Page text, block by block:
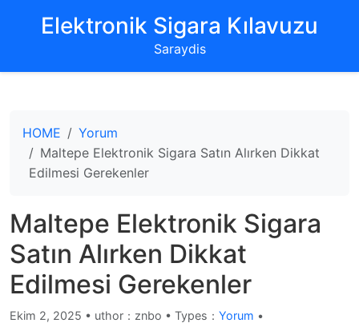
‌Elektronik Sigara Kılavuzu‌
Saraydis
HOME
Yorum
Maltepe Elektronik Sigara Satın Alırken Dikkat
Edilmesi Gerekenler
Maltepe Elektronik Sigara
Satın Alırken Dikkat
Edilmesi Gerekenler
Ekim 2, 2025 • uthor：znbo • Types： Yorum •